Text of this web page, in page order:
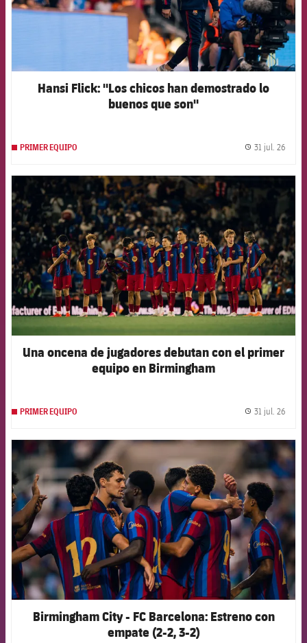
Hansi Flick: "Los chicos han demostrado lo
buenos que son"
PRIMER EQUIPO 31 jul. 26
FCB Barcelona badge
Una oncena de jugadores debutan con el primer
equipo en Birmingham
PRIMER EQUIPO 31 jul. 26
FCB Barcelona badge
Birmingham City - FC Barcelona: Estreno con
empate (2-2, 3-2)